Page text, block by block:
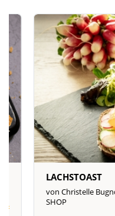
LACHSTOAST
von Christelle
SHOP